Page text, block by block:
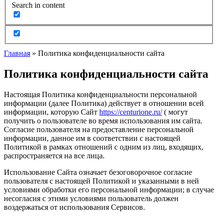
Search in content
Главная » Политика конфиденциальности сайта
Политика конфиденциальности сайта
Настоящая Политика конфиденциальности персональной
информации (далее Политика) действует в отношении всей
информации, которую Сайт https://centurione.ru/( могут
получить о пользователе во время использования им сайта.
Согласие пользователя на предоставление персональной
информации, данное им в соответствии с настоящей
Политикой в рамках отношений с одним из лиц, входящих,
распространяется на все лица.
Использование Сайта означает безоговорочное согласие
пользователя с настоящей Политикой и указанными в ней
условиями обработки его персональной информации; в случае
несогласия с этими условиями пользователь должен
воздержаться от использования Сервисов.